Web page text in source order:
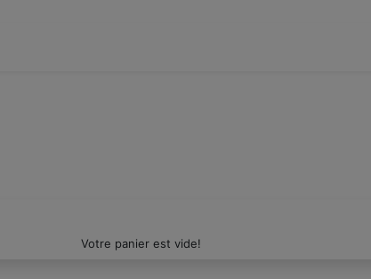
Votre panier est vide!